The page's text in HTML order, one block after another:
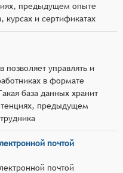
предыдущем опыте
курсах и сертификатах
управлять и
в формате
база данных хранит
предыдущем
почтой
почтой